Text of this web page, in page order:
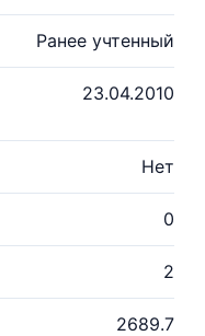
Ранее учтенный
23.04.2010
Нет
0
2
2689.7